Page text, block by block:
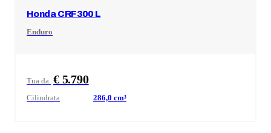
HondaCRF300 L
Enduro
Tua da € 5.790
Cilindrata 286,0 cm³